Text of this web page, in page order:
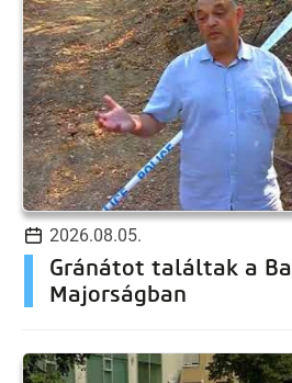
2026.08.05.
Gránátot találtak a
Majorságban